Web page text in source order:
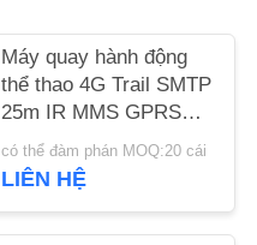
Máy quay hành động
thể thao 4G Trail SMTP
25m IR MMS GPRS
với thẻ sim di động
có thể đàm phán MOQ:20 cái
LIÊN HỆ